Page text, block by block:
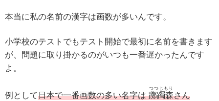
本当に私の名前の漢字は画数が多いんです。
小学校のテストでもテスト開始で最初に名前を書きます
が、問題に取り掛かるのがいつも一番遅かったんです
よ。
例として日本で一番画数の多い名字は躑躅森
つつじもり
さん